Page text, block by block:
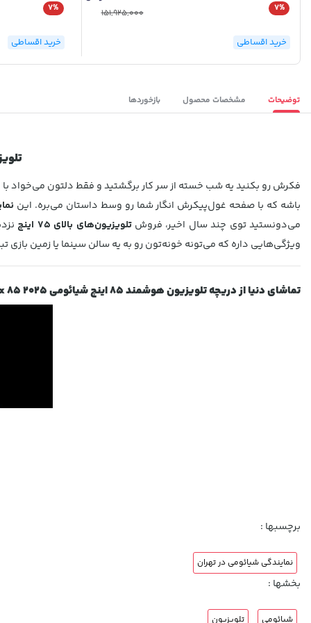
7%
151,925,000
خرید اقساطی
7%
خرید اقساطی
توضیحات مشخصات محصول بازخوردها
تلویزیون
فکرش رو بکنید یه شب خسته از سر کار برگشتید و فقط دلتون می‌خواد با
باشه که با صفحه غول‌پیکرش انگار شما رو وسط داستان می‌بره. این
می‌دونستید توی چند سال اخیر، فروشتلویزیون‌های بالای 75 اینچ
نزدیک 50 درصد بیشتر شده؟ چون
ویژگی‌هایی داره که می‌تونه خونه‌تون رو به یه سالن سینما یا زمین بازی
تماشای دنیا از دریچه تلویزیون هوشمند 85 اینچ شیائومی 85 2025
برچسبها :
نمایندگی شیائومی در تهران
بخشها :
شیائومی تلویزیون